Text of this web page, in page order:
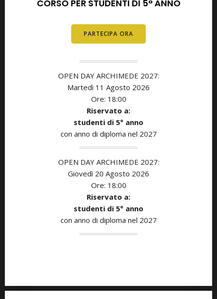
CORSO PER STUDENTI DI 5° ANNO
PARTECIPA ORA
OPEN DAY ARCHIMEDE 2027:
Martedì 11 Agosto 2026
Ore: 18:00
Riservato a:
studenti di 5° anno
con anno di diploma nel 2027
OPEN DAY ARCHIMEDE 2027:
Giovedì 20 Agosto 2026
Ore: 18:00
Riservato a:
studenti di 5° anno
con anno di diploma nel 2027